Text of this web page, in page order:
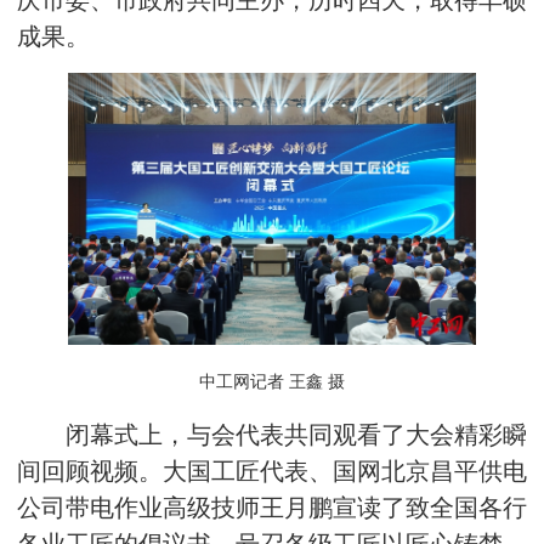
成果。
中工网记者 王鑫 摄
闭幕式上，与会代表共同观看了大会精彩瞬
间回顾视频。大国工匠代表、国网北京昌平供电
公司带电作业高级技师王月鹏宣读了致全国各行